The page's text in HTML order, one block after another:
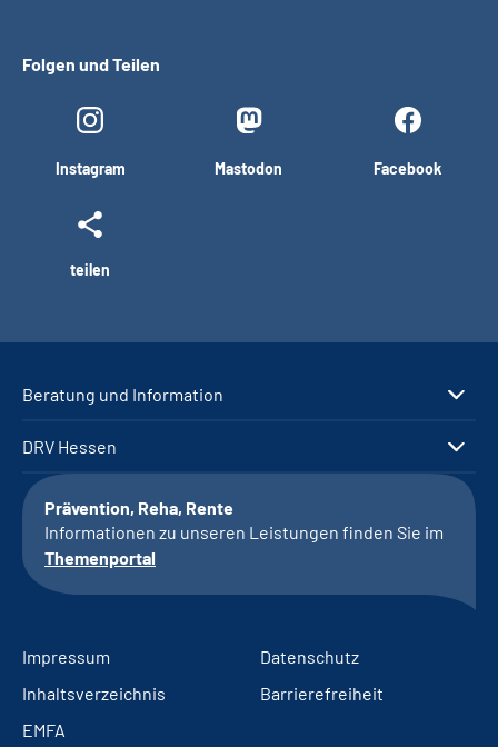
Folgen und Teilen
Instagram Mastodon Facebook
teilen
Beratung und Information
DRV Hessen
Prävention, Reha, Rente
Informationen zu unseren Leistungen finden Sie im
Themenportal
Impressum
Datenschutz
Inhaltsverzeichnis
Barrierefreiheit
EMFA